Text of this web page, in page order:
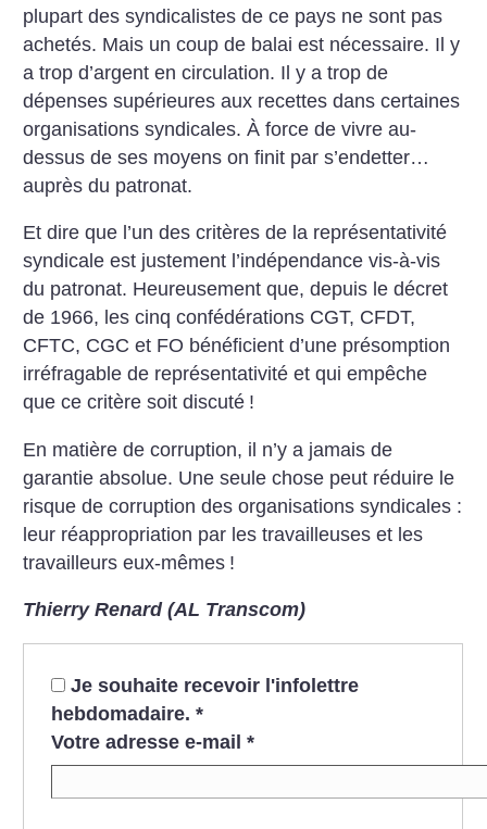
plupart des syndicalistes de ce pays ne sont pas
achetés. Mais un coup de balai est nécessaire. Il y
a trop d’argent en circulation. Il y a trop de
dépenses supérieures aux recettes dans certaines
organisations syndicales. À force de vivre au-
dessus de ses moyens on finit par s’endetter…
auprès du patronat.
Et dire que l’un des critères de la représentativité
syndicale est justement l’indépendance vis-à-vis
du patronat. Heureusement que, depuis le décret
de 1966, les cinq confédérations CGT, CFDT,
CFTC, CGC et FO bénéficient d’une présomption
irréfragable de représentativité et qui empêche
que ce critère soit discuté !
En matière de corruption, il n’y a jamais de
garantie absolue. Une seule chose peut réduire le
risque de corruption des organisations syndicales :
leur réappropriation par les travailleuses et les
travailleurs eux-mêmes !
Thierry Renard (AL Transcom)
Je souhaite recevoir l'infolettre
hebdomadaire. *
Votre adresse e-mail *